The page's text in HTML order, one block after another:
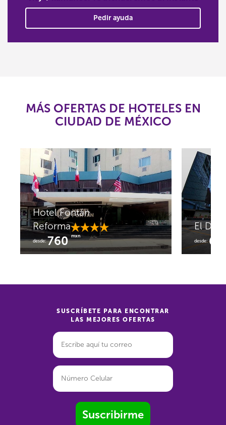
Pedir ayuda
MÁS OFERTAS DE HOTELES EN
CIUDAD DE MÉXICO
Hotel Fontán
Reforma
desde:760mxn
El
desde:
SUSCRÍBETE PARA ENCONTRAR
LAS MEJORES OFERTAS
Suscribirme